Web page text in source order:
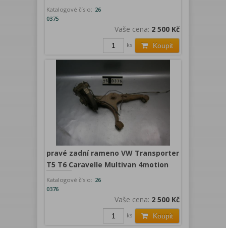
Katalogové číslo: 26
0375
Vaše cena: 2 500 Kč
Koupit
ks
pravé zadní rameno VW Transporter
T5 T6 Caravelle Multivan 4motion
Katalogové číslo: 26
0376
Vaše cena: 2 500 Kč
Koupit
ks